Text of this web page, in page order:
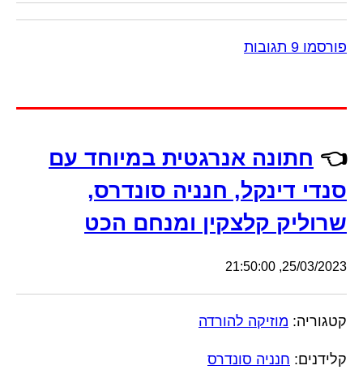
פורסמו 9 תגובות
👈 חתונה אנרגטית במיוחד עם
סנדי דינקל, חנניה סונדרס,
שרוליק קלצקין ומנחם הכט
25/03/2023, 21:50:00
קטגוריה: מוזיקה להורדה
קלידנים: חנניה סונדרס